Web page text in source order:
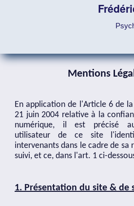
Mentions
En application de l'Article 6 de
21 juin 2004 relative à la
numérique, il est précisé
utilisateur de ce site
intervenants dans le cadre de sa
suivi, et ce, dans l'art. 1 ci-
1. Présentation du site & de